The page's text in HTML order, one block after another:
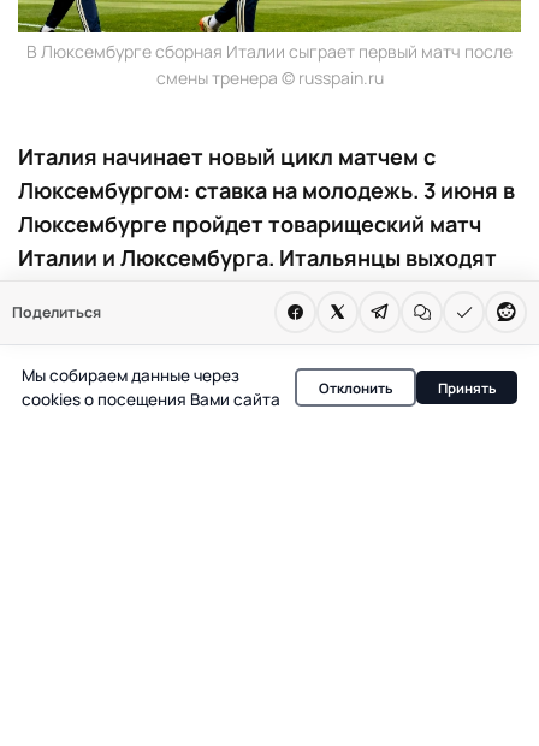
Поделиться
В Люксембурге сборная Италии сыграет первый матч после
смены тренера © russpain.ru
Италия начинает новый цикл матчем с
Люксембургом: ставка на молодежь. 3 июня в
Люксембурге пройдет товарищеский матч
Италии и Люксембурга. Итальянцы выходят
тренером. Встреча станет первым тестом для
3 июня в Люксембурге состоится международный
Мы собираем данные через
cookies о посещения Вами сайта
Отклонить Принять